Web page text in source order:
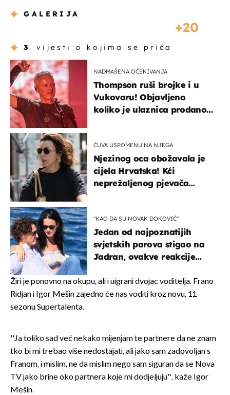
GALERIJA
20
3 vijesti o kojima se priča
NADMAŠENA OČEKIVANJA
Thompson ruši brojke i u
Vukovaru! Objavljeno
koliko je ulaznica prodano
ČUVA USPOMENU NA NJEGA
Njezinog oca obožavala je
cijela Hrvatska! Kći
neprežaljenog pjevača
"KAO DA SU NOVAK ĐOKOVIĆ"
Jedan od najpoznatijih
svjetskih parova stigao na
Jadran, ovakve reakcije
Žiri je ponovno na okupu, ali i uigrani dvojac voditelja. Frano
Ridjan i Igor Mešin zajedno će nas voditi kroz novu, 11.
sezonu Supertalenta.
''Ja toliko sad već nekako mijenjam te partnere da ne znam
tko bi mi trebao više nedostajati, ali jako sam zadovoljan s
Franom, i mislim, ne da mislim nego sam siguran da se Nova
TV jako brine oko partnera koje mi dodjeljuju'', kaže Igor
Mešin.